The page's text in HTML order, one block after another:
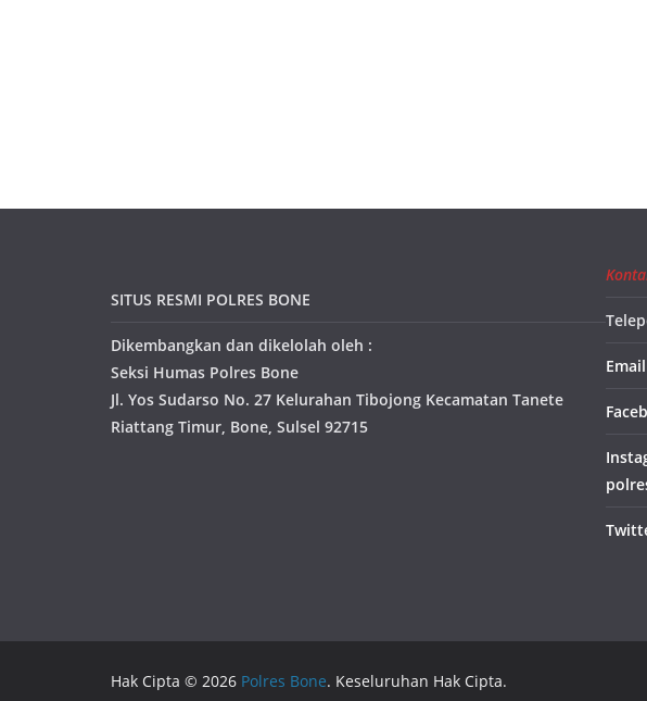
SITUS RESMI POLRES BONE
Dikembangkan dan dikelolah oleh :
Seksi Humas Polres Bone
Jl. Yos Sudarso No. 27 Kelurahan Tibojong Kecamatan Tanete
Riattang Timur, Bone, Sulsel 92715
Email
Hak Cipta © 2026 Polres Bone. Keseluruhan Hak Cipta.